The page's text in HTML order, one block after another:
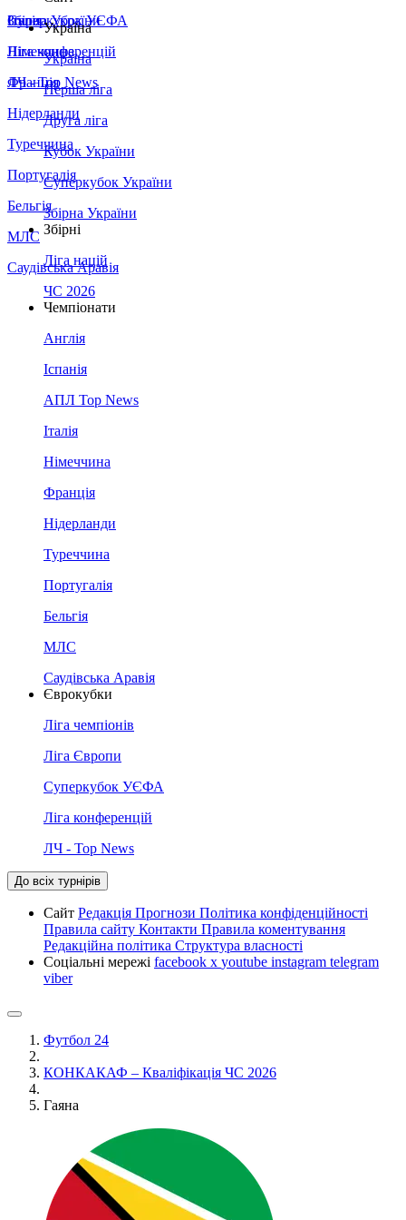
Збірна України
Італія
Німеччина
Франція
Нідерланди
Туреччина
Португалія
Бельгія
МЛС
Саудівська Аравія
Суперкубок УЄФА
Ліга конференцій
ЛЧ - Top News
Україна
Україна
Перша ліга
Друга ліга
Кубок України
Суперкубок України
Збірна України
Збірні
Ліга націй
ЧС 2026
Чемпіонати
Англія
Іспанія
АПЛ Top News
Італія
Німеччина
Франція
Нідерланди
Туреччина
Португалія
Бельгія
МЛС
Саудівська Аравія
Єврокубки
Ліга чемпіонів
Ліга Європи
Суперкубок УЄФА
Ліга конференцій
ЛЧ - Top News
До всіх турнірів
Сайт Редакція Прогнози Політика конфіденційності
Правила сайту Контакти Правила коментування
Редакційна політика Структура власності
Соціальні мережі facebook x youtube instagram telegram
viber
Футбол 24
КОНКАКАФ – Кваліфікація ЧС 2026
Гаяна